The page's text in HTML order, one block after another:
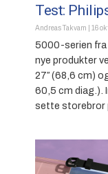
Test:
Andreas Takvam 16
5000-serien
nye produkter
27″ (68,6 cm)
60,5 cm diag.).
sette storebror